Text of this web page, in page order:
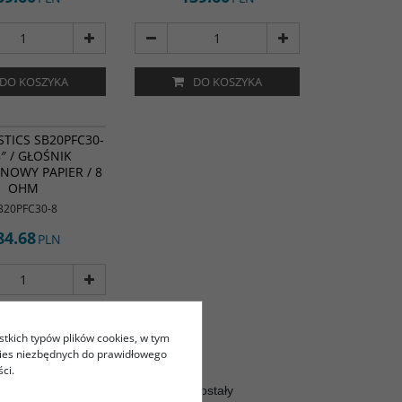
DO KOSZYKA DO KOSZYKA
SB20PFC30-
/ GŁOŚNIK
PAPIER / 8
OHM
8
PLN
których
zostały
typów plików cookies, w tym
niezbędnych do prawidłowego